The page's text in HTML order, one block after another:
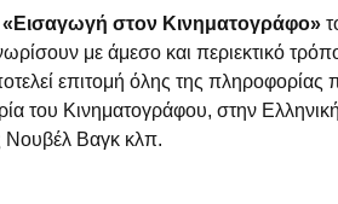
στον Κινηματογράφο»
με άμεσο και περιεκτικό
επιτομή όλης της πληροφορίας
του Κινηματογράφου, στην
Νουβέλ Βαγκ κλπ.